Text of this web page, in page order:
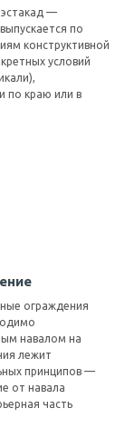
—
по
конструктивной
условий
по краю или в
ограждения
навалом на
лежит
принципов —
от навала
часть